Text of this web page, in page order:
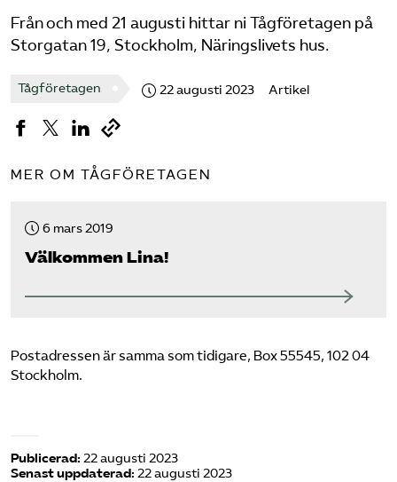
Bli medlem
Logga in på Arbetsgivarguiden
Sök på tagforetagen.se
Från och med 21 augusti hittar ni Tågföretagen på
Storgatan 19, Stockholm, Näringslivets hus.
Tågföretagen 22 augusti 2023 Artikel
MER OM TÅGFÖRETAGEN
6 mars 2019
Välkommen Lina!
Postadressen är samma som tidigare, Box 55545, 102 04
Stockholm.
Publicerad: 22 augusti 2023
Senast uppdaterad: 22 augusti 2023